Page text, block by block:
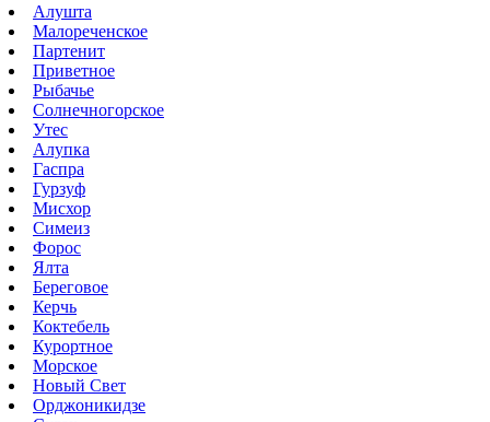
Алушта
Малореченское
Партенит
Приветное
Рыбачье
Солнечногорское
Утес
Алупка
Гаспра
Гурзуф
Мисхор
Симеиз
Форос
Ялта
Береговое
Керчь
Коктебель
Курортное
Морское
Новый Свет
Орджоникидзе